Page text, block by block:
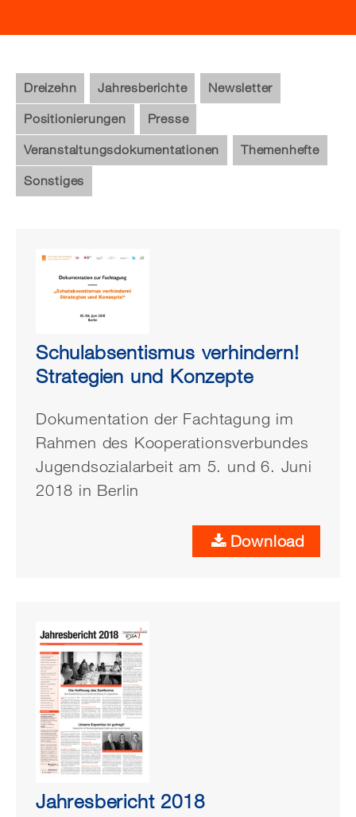
Dreizehn Jahresberichte Newsletter
Positionierungen Presse
Veranstaltungsdokumentationen Themenhefte
Sonstiges
Schulabsentismus verhindern!
Strategien und Konzepte
Dokumentation der Fachtagung im
Rahmen des Kooperationsverbundes
Jugendsozialarbeit am 5. und 6. Juni
2018 in Berlin
Download
Jahresbericht 2018